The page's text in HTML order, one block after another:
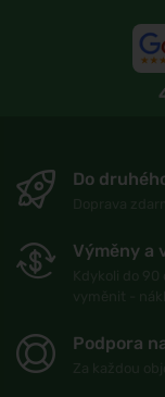
Do
Výměny a
Podpora